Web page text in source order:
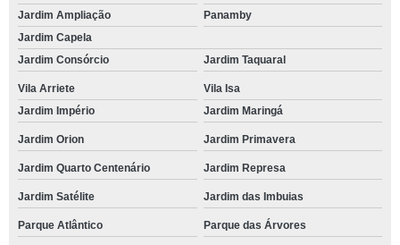
Jardim Ampliação
Panamby
Jardim Capela
Jardim Consórcio
Jardim Taquaral
Vila Arriete
Vila Isa
Jardim Império
Jardim Maringá
Jardim Orion Jardim Primavera
Jardim Quarto Centenário Jardim Represa
Jardim Satélite Jardim das Imbuias
Parque Atlântico Parque das Árvores